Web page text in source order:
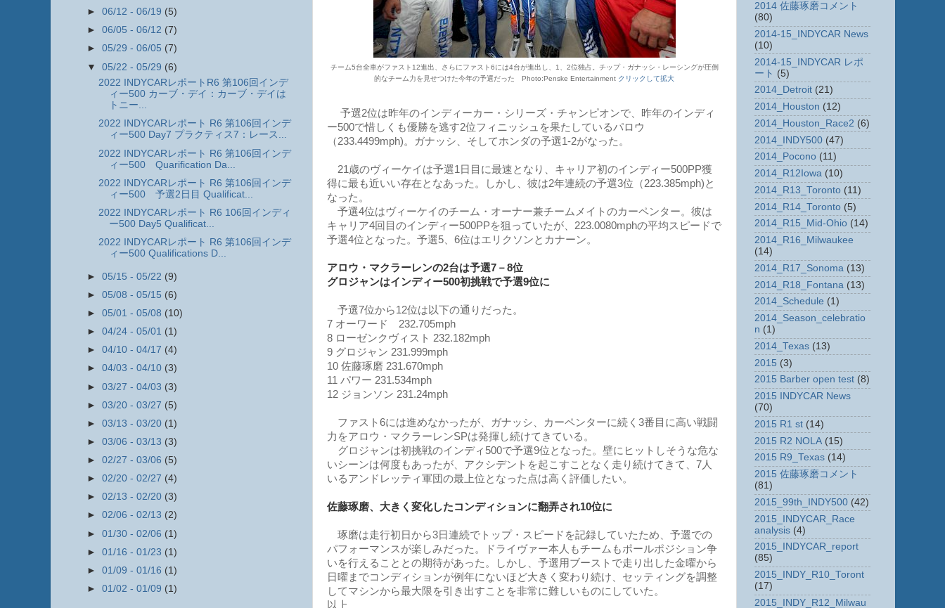
チーム5台全車がファスト12進出、さらにファスト6には4台が進出し、1、2位独占。チップ・ガナッシ・レーシングが圧倒
的なチーム力を見せつけた今年の予選だった Photo:Penske Entertainment クリックして拡大
予選2位は昨年のインディーカー・シリーズ・チャンピオンで、昨年のインディ
ー500で惜しくも優勝を逃す2位フィニッシュを果たしているパロウ
（233.4499mph)。ガナッシ、そしてホンダの予選1-2がなった。
21歳のヴィーケイは予選1日目に最速となり、キャリア初のインディー500PP獲
得に最も近いい存在となあった。しかし、彼は2年連続の予選3位（223.385mph)と
なった。
予選4位はヴィーケイのチーム・オーナー兼チームメイトのカーペンター。彼は
キャリア4回目のインディー500PPを狙っていたが、223.0080mphの平均スピードで
予選4位となった。予選5、6位はエリクソンとカナーン。
アロウ・マクラーレンの2台は予選7－8位
グロジャンはインディー500初挑戦で予選9位に
予選7位から12位は以下の通りだった。
7 オーワード 232.705mph
8 ローゼンクヴィスト 232.182mph
9 グロジャン 231.999mph
10 佐藤琢磨 231.670mph
11 パワー 231.534mph
12 ジョンソン 231.24mph
ファスト6には進めなかったが、ガナッシ、カーペンターに続く3番目に高い戦闘
力をアロウ・マクラーレンSPは発揮し続けてきている。
グロジャンは初挑戦のインディ500で予選9位となった。壁にヒットしそうな危な
いシーンは何度もあったが、アクシデントを起こすことなく走り続けてきて、7人
いるアンドレッティ軍団の最上位となった点は高く評価したい。
佐藤琢磨、大きく変化したコンディションに翻弄され10位に
琢磨は走行初日から3日連続でトップ・スピードを記録していたため、予選での
パフォーマンスが楽しみだった。ドライヴァー本人もチームもポールポジション争
いを行えることとの期待があった。しかし、予選用ブーストで走り出した金曜から
日曜までコンディションが例年にないほど大きく変わり続け、セッティングを調整
してマシンから最大限を引き出すことを非常に難しいものにしていた。
以上
► 06/12 - 06/19 (5)
► 06/05 - 06/12 (7)
► 05/29 - 06/05 (7)
▼ 05/22 - 05/29 (6)
2022 INDYCARレポートR6 第106回インデ
ィー500 カーブ・デイ：カーブ・デイは
トニー...
2022 INDYCARレポート R6 第106回インデ
ィー500 Day7 プラクティス7：レース...
2022 INDYCARレポート R6 第106回インデ
ィー500 Quarification Da...
2022 INDYCARレポート R6 第106回インデ
ィー500 予選2日目 Qualificat...
2022 INDYCARレポート R6 106回インディ
ー500 Day5 Qualificat...
2022 INDYCARレポート R6 第106回インデ
ィー500 Qualifications D...
► 05/15 - 05/22 (9)
► 05/08 - 05/15 (6)
► 05/01 - 05/08 (10)
► 04/24 - 05/01 (1)
► 04/10 - 04/17 (4)
► 04/03 - 04/10 (3)
► 03/27 - 04/03 (3)
► 03/20 - 03/27 (5)
► 03/13 - 03/20 (1)
► 03/06 - 03/13 (3)
► 02/27 - 03/06 (5)
► 02/20 - 02/27 (4)
► 02/13 - 02/20 (3)
► 02/06 - 02/13 (2)
► 01/30 - 02/06 (1)
► 01/16 - 01/23 (1)
► 01/09 - 01/16 (1)
► 01/02 - 01/09 (1)
2014 佐藤琢磨コメント
(80)
2014-15_INDYCAR News
(10)
2014-15_INDYCAR レポ
ート (5)
2014_Detroit (21)
2014_Houston (12)
2014_Houston_Race2 (6)
2014_INDY500 (47)
2014_Pocono (11)
2014_R12Iowa (10)
2014_R13_Toronto (11)
2014_R14_Toronto (5)
2014_R15_Mid-Ohio (14)
2014_R16_Milwaukee
(14)
2014_R17_Sonoma (13)
2014_R18_Fontana (13)
2014_Schedule (1)
2014_Season_celebratio
n (1)
2014_Texas (13)
2015 (3)
2015 Barber open test (8)
2015 INDYCAR News
(70)
2015 R1 st (14)
2015 R2 NOLA (15)
2015 R9_Texas (14)
2015 佐藤琢磨コメント
(81)
2015_99th_INDY500 (42)
2015_INDYCAR_Race
analysis (4)
2015_INDYCAR_report
(85)
2015_INDY_R10_Toront
(17)
2015_INDY_R12_Milwau